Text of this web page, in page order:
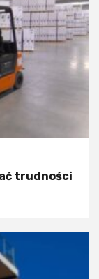
trudności